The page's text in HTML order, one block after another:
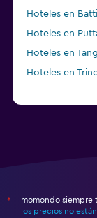
Hoteles en
Hoteles en
Hoteles en
Hoteles en
*
momondo siempre
los precios no